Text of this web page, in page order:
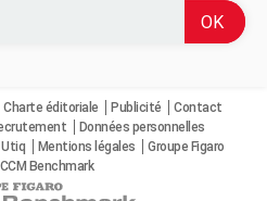
Charte éditoriale Publicité
Contact
Données personnelles
Utiq Mentions légales
Groupe Figaro
Benchmark